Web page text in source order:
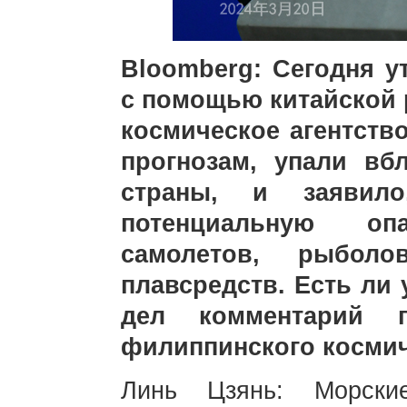
Bloomberg: Сегодня
с помощью китайской
космическое
прогнозам, упали
страны, и
потенциальную
самолетов,
плавсредств. Есть ли
дел комментарий
филиппинского
Линь Цзянь: